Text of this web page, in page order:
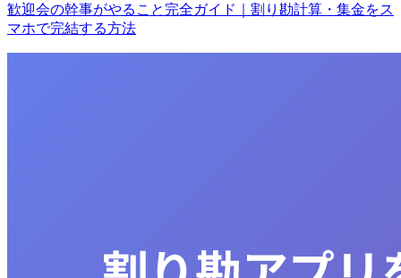
歓迎会の幹事がやること完全ガイド｜割り勘計算・集金をス
マホで完結する方法